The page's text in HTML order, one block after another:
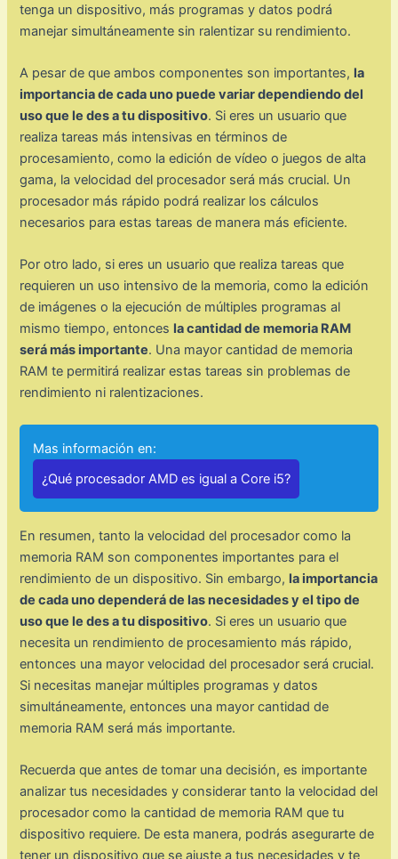
tenga un dispositivo, más programas y datos podrá
manejar simultáneamente sin ralentizar su rendimiento.
A pesar de que ambos componentes son importantes, la
importancia de cada uno puede variar dependiendo del
uso que le des a tu dispositivo. Si eres un usuario que
realiza tareas más intensivas en términos de
procesamiento, como la edición de vídeo o juegos de alta
gama, la velocidad del procesador será más crucial. Un
procesador más rápido podrá realizar los cálculos
necesarios para estas tareas de manera más eficiente.
Por otro lado, si eres un usuario que realiza tareas que
requieren un uso intensivo de la memoria, como la edición
de imágenes o la ejecución de múltiples programas al
mismo tiempo, entonces la cantidad de memoria RAM
será más importante. Una mayor cantidad de memoria
RAM te permitirá realizar estas tareas sin problemas de
rendimiento ni ralentizaciones.
Mas información en:
¿Qué procesador AMD es igual a Core i5?
En resumen, tanto la velocidad del procesador como la
memoria RAM son componentes importantes para el
rendimiento de un dispositivo. Sin embargo, la importancia
de cada uno dependerá de las necesidades y el tipo de
uso que le des a tu dispositivo. Si eres un usuario que
necesita un rendimiento de procesamiento más rápido,
entonces una mayor velocidad del procesador será crucial.
Si necesitas manejar múltiples programas y datos
simultáneamente, entonces una mayor cantidad de
memoria RAM será más importante.
Recuerda que antes de tomar una decisión, es importante
analizar tus necesidades y considerar tanto la velocidad del
procesador como la cantidad de memoria RAM que tu
dispositivo requiere. De esta manera, podrás asegurarte de
tener un dispositivo que se ajuste a tus necesidades y te